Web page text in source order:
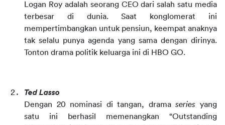
Logan Roy adalah seorang CEO dari salah satu media
terbesar di dunia. Saat konglomerat ini
mempertimbangkan untuk pensiun, keempat anaknya
tak selalu punya agenda yang sama dengan dirinya.
Tonton drama politik keluarga ini di HBO GO.
Ted Lasso
Dengan 20 nominasi di tangan, drama series yang
satu ini berhasil memenangkan “Outstanding